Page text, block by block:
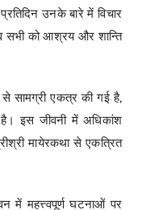
उनके बारे में विचार
सभी को आश्रय और शान्ति
सामग्री एकत्र की गई है,
है। इस जीवनी में अधिकांश
मायेरकथा से एकत्रित
में महत्त्वपूर्ण घटनाओं पर